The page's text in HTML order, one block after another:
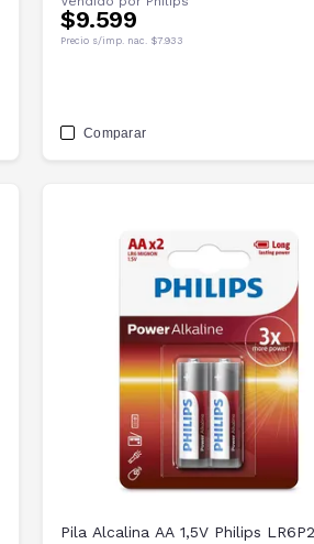
$9.599
Precio s/imp. nac. $7.933
Comparar
Pila Alcalina AA 1,5V Philips